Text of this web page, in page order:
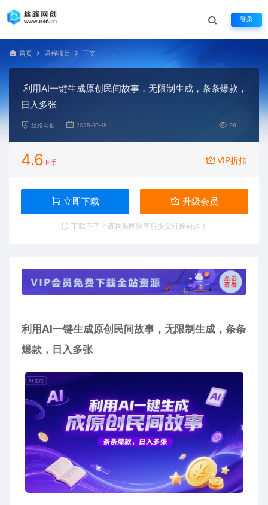
登录
首页 课程项目 正文
利用AI一键生成原创民间故事，无限制生成，条条爆款，
日入多张
丝路网创 2025-10-18 99
4.6 E币 VIP折扣
立即下载 升级会员
下载不了？请联系网站客服提交链接错误！
利用AI一键生成原创民间故事，无限制生成，条条
爆款，日入多张